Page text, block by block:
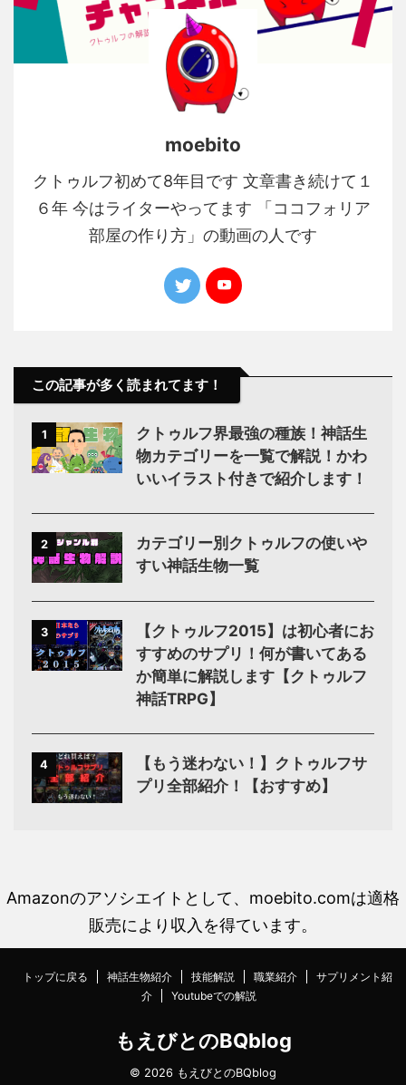
moebito
クトゥルフ初めて8年目です 文章書き続けて１
６年 今はライターやってます 「ココフォリア
部屋の作り方」の動画の人です
この記事が多く読まれてます！
1
クトゥルフ界最強の種族！神話生
物カテゴリーを一覧で解説！かわ
いいイラスト付きで紹介します！
2
カテゴリー別クトゥルフの使いや
すい神話生物一覧
3
【クトゥルフ2015】は初心者にお
すすめのサプリ！何が書いてある
か簡単に解説します【クトゥルフ
神話TRPG】
4
【もう迷わない！】クトゥルフサ
プリ全部紹介！【おすすめ】
Amazonのアソシエイトとして、moebito.comは適格
販売により収入を得ています。
トップに戻る 神話生物紹介 技能解説 職業紹介
サプリメント紹
介
Youtubeでの解説
もえびとのBQblog
© 2026 もえびとのBQblog